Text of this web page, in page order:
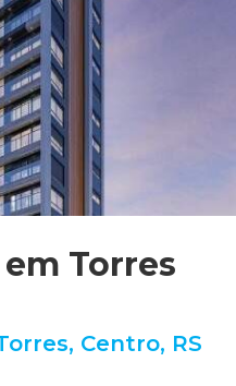
Torres
, Centro, RS